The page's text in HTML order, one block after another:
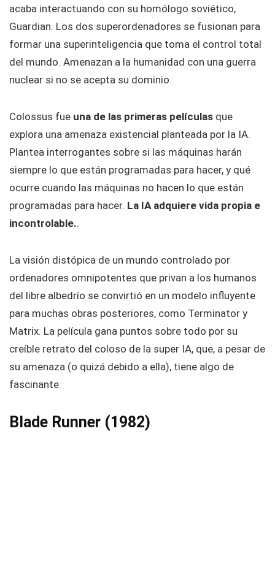
acaba interactuando con su homólogo soviético,
Guardian. Los dos superordenadores se fusionan para
formar una superinteligencia que toma el control total
del mundo. Amenazan a la humanidad con una guerra
nuclear si no se acepta su dominio.
Colossus fue una de las primeras películas que
explora una amenaza existencial planteada por la IA.
Plantea interrogantes sobre si las máquinas harán
siempre lo que están programadas para hacer, y qué
ocurre cuando las máquinas no hacen lo que están
programadas para hacer. La IA adquiere vida propia e
incontrolable..
La visión distópica de un mundo controlado por
ordenadores omnipotentes que privan a los humanos
del libre albedrío se convirtió en un modelo influyente
para muchas obras posteriores, como Terminator y
Matrix. La película gana puntos sobre todo por su
creíble retrato del coloso de la super IA, que, a pesar de
su amenaza (o quizá debido a ella), tiene algo de
fascinante.
Blade Runner (1982)